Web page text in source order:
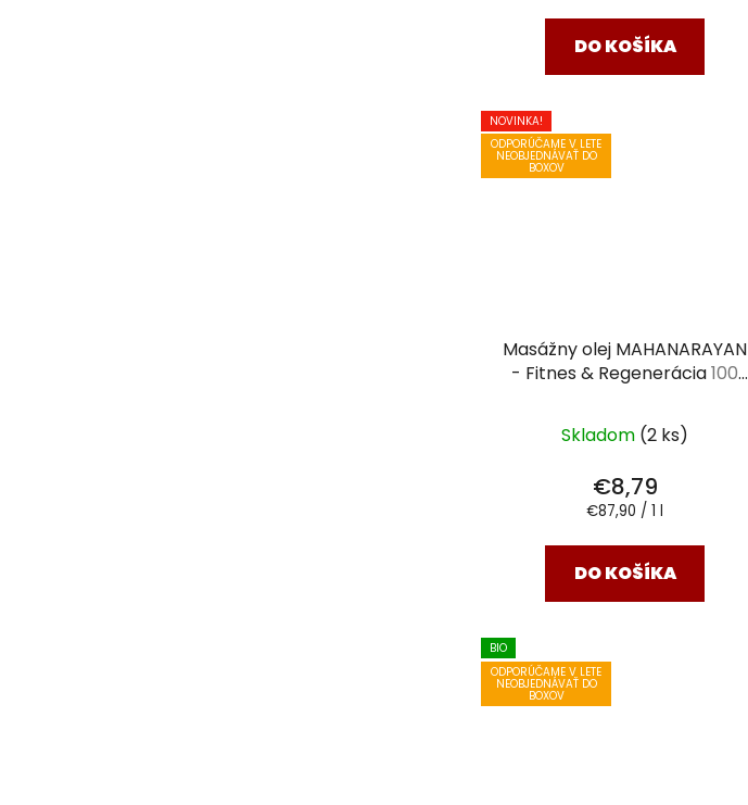
DO KOŠÍKA
NOVINKA!
ODPORÚČAME V LETE
NEOBJEDNÁVAŤ DO
BOXOV
Masážny olej MAHANARAYAN
- Fitnes & Regenerácia100
Skladom (2 ks)
€8,79
Jednotková
€87,90 / 1 l
DO KOŠÍKA
BIO
ODPORÚČAME V LETE
NEOBJEDNÁVAŤ DO
BOXOV